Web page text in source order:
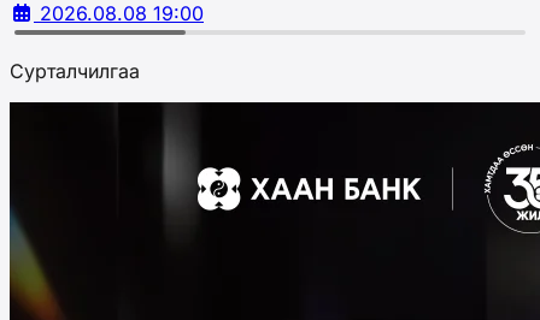
2026.08.08 19:00
Сурталчилгаа